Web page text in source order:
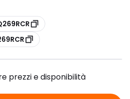
prezzi e disponibilità